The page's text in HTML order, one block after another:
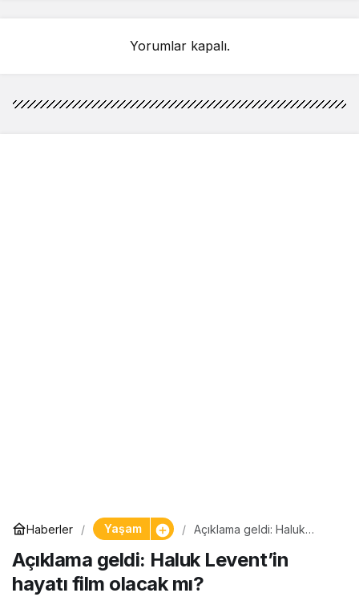
Yorumlar kapalı.
Haberler Yaşam
Açıklama geldi: Haluk
mı?
Açıklama geldi: Haluk Levent’in
hayatı film olacak mı?